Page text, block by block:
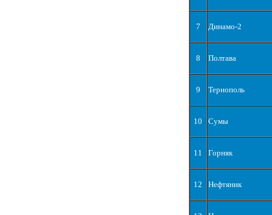
7 Динамо-2
8 Полтава
9 Тернополь
10 Сумы
11 Горняк
12 Нефтяник